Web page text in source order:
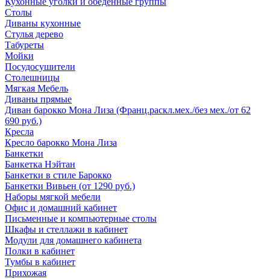
Столы
Диваны кухонные
Стулья дерево
Табуреты
Мойки
Посудосушители
Столешницы
Мягкая Мебель
Диваны прямые
Диван барокко Мона Лиза (Франц.раскл.мех./без мех./от 62
690 руб.)
Кресла
Кресло барокко Мона Лиза
Банкетки
Банкетка Нэйтан
Банкетки в стиле Барокко
Банкетки Вивьен (от 1290 руб.)
Наборы мягкой мебели
Офис и домашний кабинет
Письменные и компьютерные столы
Шкафы и стеллажи в кабинет
Модули для домашнего кабинета
Полки в кабинет
Тумбы в кабинет
Прихожая